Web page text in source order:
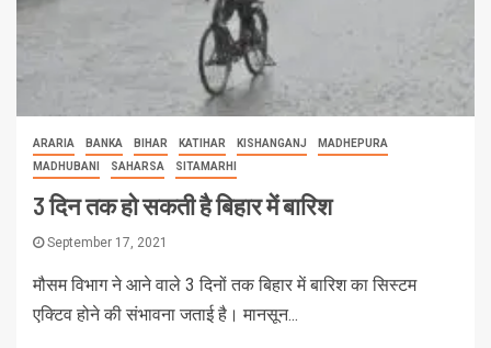
ARARIA BANKA BIHAR KATIHAR KISHANGANJ
MADHEPURA
MADHUBANI
SAHARSA SITAMARHI
3 दिन तक हो सकती है बिहार में बारिश
September 17, 2021
मौसम विभाग ने आने वाले 3 दिनों तक बिहार में बारिश का सिस्टम
एक्टिव होने की संभावना जताई है। मानसून...